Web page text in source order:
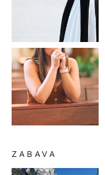
ZABAVA